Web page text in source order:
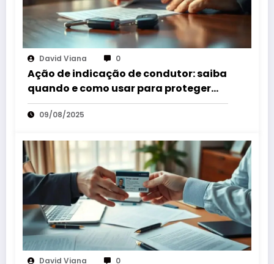
David Viana 0
Ação de indicação de condutor: saiba
quando e como usar para proteger
seus direitos
09/08/2025
David Viana 0